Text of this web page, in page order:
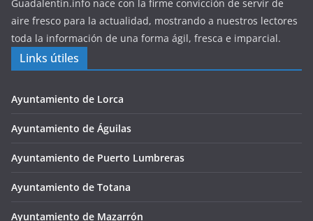
Guadalentin.info nace con la firme convicción de servir de
aire fresco para la actualidad, mostrando a nuestros lectores
toda la información de una forma ágil, fresca e imparcial.
Links útiles
Ayuntamiento de Lorca
Ayuntamiento de Águilas
Ayuntamiento de Puerto Lumbreras
Ayuntamiento de Totana
Ayuntamiento de Mazarrón